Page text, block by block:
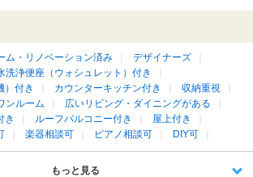
ム・リノベーション済み
デザイナーズ
洗浄便座（ウォシュレット）付き
）付き
カウンターキッチン付き
収納重視
ンルーム
広いリビング・ダイニングがある
き
ルーフバルコニー付き
屋上付き
楽器相談可 ピアノ相談可 DIY可
もっと見る